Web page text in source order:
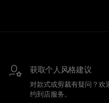
获取个人风格建议
对款式或剪裁有疑问？欢
约到店服务。